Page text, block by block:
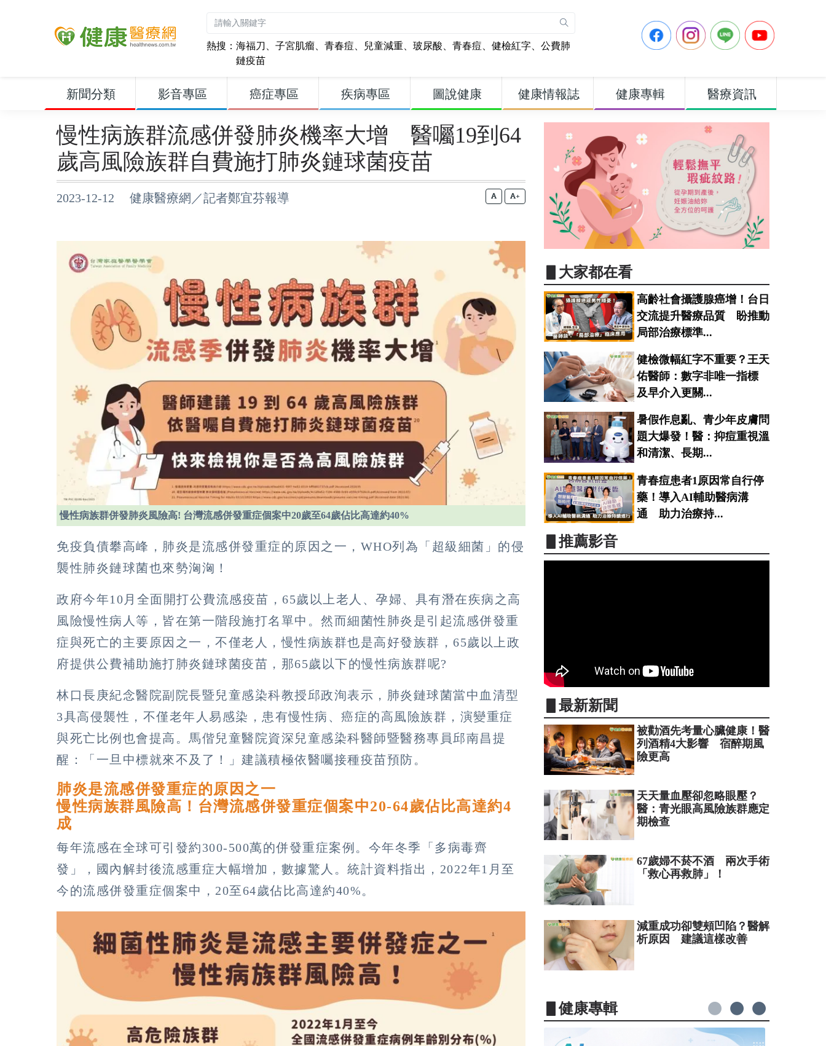
熱搜： 海福刀 、 子宮肌瘤、 青春痘、 兒童減重、 玻尿酸、 青春痘、 健檢紅字、 公費肺
鏈疫苗
新聞分類 影音專區 癌症專區 疾病專區 圖說健康 健康情報誌 健康專輯 醫療資訊
慢性病族群流感併發肺炎機率大增 醫囑19到64
歲高風險族群自費施打肺炎鏈球菌疫苗
2023-12-12 健康醫療網／記者鄭宜芬報導 +
慢性病族群併發肺炎風險高! 台灣流感併發重症個案中20歲至64歲佔比高達約40%
免疫負債攀高峰，肺炎是流感併發重症的原因之一，WHO列為「超級細菌」的侵
襲性肺炎鏈球菌也來勢洶洶！
政府今年10月全面開打公費流感疫苗，65歲以上老人、孕婦、具有潛在疾病之高
風險慢性病人等，皆在第一階段施打名單中。然而細菌性肺炎是引起流感併發重
症與死亡的主要原因之一，不僅老人，慢性病族群也是高好發族群，65歲以上政
府提供公費補助施打肺炎鏈球菌疫苗，那65歲以下的慢性病族群呢?
林口長庚紀念醫院副院長暨兒童感染科教授邱政洵表示，肺炎鏈球菌當中血清型
3具高侵襲性，不僅老年人易感染，患有慢性病、癌症的高風險族群，演變重症
與死亡比例也會提高。馬偕兒童醫院資深兒童感染科醫師暨醫務專員邱南昌提
醒：「一旦中標就來不及了！」建議積極依醫囑接種疫苗預防。
肺炎是流感併發重症的原因之一
慢性病族群風險高！台灣流感併發重症個案中20-64歲佔比高達約4
成
每年流感在全球可引發約300-500萬的併發重症案例。今年冬季「多病毒齊
發」，國內解封後流感重症大幅增加，數據驚人。統計資料指出，2022年1月至
今的流感併發重症個案中，20至64歲佔比高達約40%。
▋大家都在看
高齡社會攝護腺癌增！台日
交流提升醫療品質 盼推動
局部治療標準...
健檢微幅紅字不重要？王天
佑醫師：數字非唯一指標
及早介入更關...
暑假作息亂、青少年皮膚問
題大爆發！醫：抑痘重視溫
和清潔、長期...
青春痘患者1原因常自行停
藥！導入AI輔助醫病溝
通 助力治療持...
▋推薦影音
▋最新新聞
被勸酒先考量心臟健康！醫
列酒精4大影響 宿醉期風
險更高
天天量血壓卻忽略眼壓？
醫：青光眼高風險族群應定
期檢查
67歲婦不菸不酒 兩次手術
「救心再救肺」！
減重成功卻雙頰凹陷？醫解
析原因 建議這樣改善
▋健康專輯